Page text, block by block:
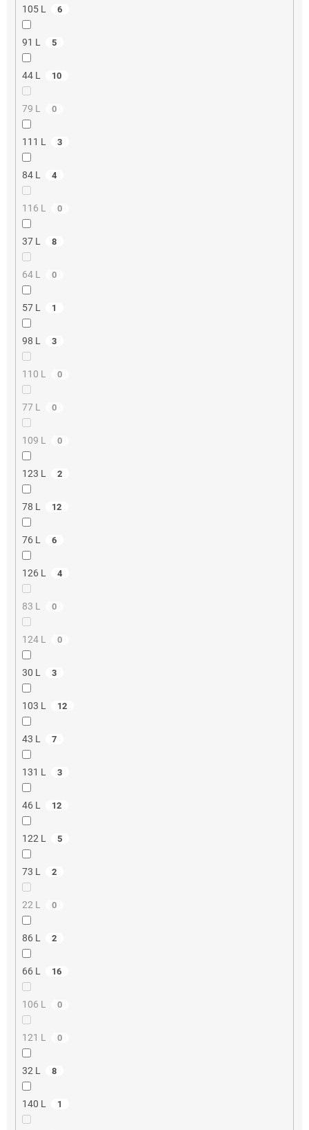
105 L 6
91 L 5
44 L 10
79 L 0
111 L 3
84 L 4
116 L 0
37 L 8
64 L 0
57 L 1
98 L 3
110 L 0
77 L 0
109 L 0
123 L 2
78 L 12
76 L 6
126 L 4
83 L 0
124 L 0
30 L 3
103 L 12
43 L 7
131 L 3
46 L 12
122 L 5
73 L 2
22 L 0
86 L 2
66 L 16
106 L 0
121 L 0
32 L 8
140 L 1